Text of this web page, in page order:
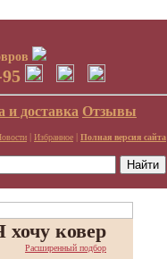
и доставка Отзывы
| Избранное | Полная версия сайта
хочу ковер
Расширенный подбор